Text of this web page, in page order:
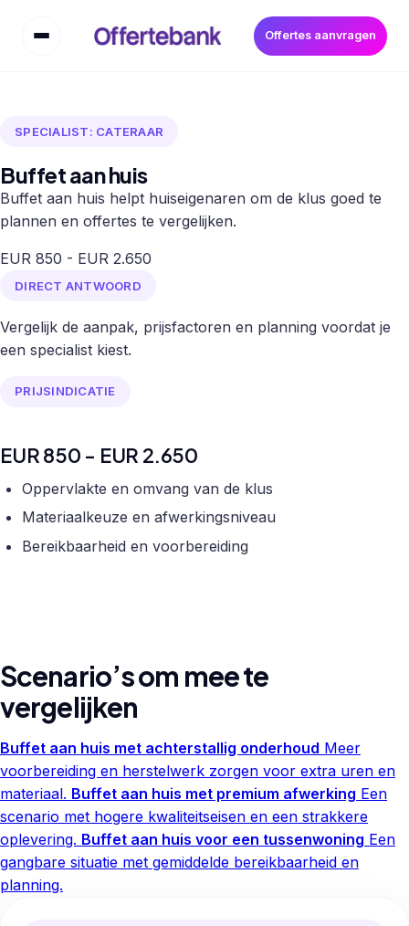
Offertes aanvragen
SPECIALIST: CATERAAR
Buffet aan huis
Buffet aan huis helpt huiseigenaren om de klus goed te
plannen en offertes te vergelijken.
EUR 850 - EUR 2.650
DIRECT ANTWOORD
Vergelijk de aanpak, prijsfactoren en planning voordat je
een specialist kiest.
PRIJSINDICATIE
EUR 850 - EUR 2.650
Oppervlakte en omvang van de klus
Materiaalkeuze en afwerkingsniveau
Bereikbaarheid en voorbereiding
Scenario’s om mee te
vergelijken
Buffet aan huis met achterstallig onderhoud Meer
voorbereiding en herstelwerk zorgen voor extra uren en
materiaal. Buffet aan huis met premium afwerking Een
scenario met hogere kwaliteitseisen en een strakkere
oplevering. Buffet aan huis voor een tussenwoning Een
gangbare situatie met gemiddelde bereikbaarheid en
planning.